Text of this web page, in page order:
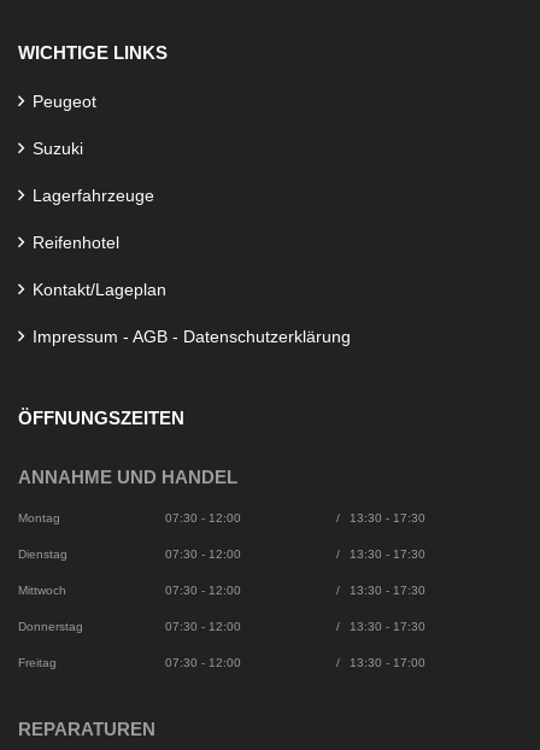
WICHTIGE LINKS
Peugeot
Suzuki
Lagerfahrzeuge
Reifenhotel
Kontakt/Lageplan
Impressum - AGB - Datenschutzerklärung
ÖFFNUNGSZEITEN
ANNAHME UND HANDEL
Montag 07:30 - 12:00 / 13:30 - 17:30
Dienstag 07:30 - 12:00 / 13:30 - 17:30
Mittwoch 07:30 - 12:00 / 13:30 - 17:30
Donnerstag 07:30 - 12:00 / 13:30 - 17:30
Freitag 07:30 - 12:00 / 13:30 - 17:00
REPARATUREN